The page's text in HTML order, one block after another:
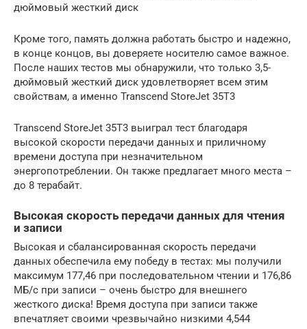
дюймовый жесткий диск
Кроме того, память должна работать быстро и надежно,
в конце концов, вы доверяете носителю самое важное.
После наших тестов мы обнаружили, что только 3,5-
дюймовый жесткий диск удовлетворяет всем этим
свойствам, а именно Transcend StoreJet 35T3
Transcend StoreJet 35T3 выиграл тест благодаря
высокой скорости передачи данных и приличному
времени доступа при незначительном
энергопотреблении. Он также предлагает много места –
до 8 терабайт.
Высокая скорость передачи данных для чтения
и записи
Высокая и сбалансированная скорость передачи
данных обеспечила ему победу в тестах: мы получили
максимум 177,46 при последовательном чтении и 176,86
МБ/с при записи – очень быстро для внешнего
жесткого диска! Время доступа при записи также
впечатляет своими чрезвычайно низкими 4,544